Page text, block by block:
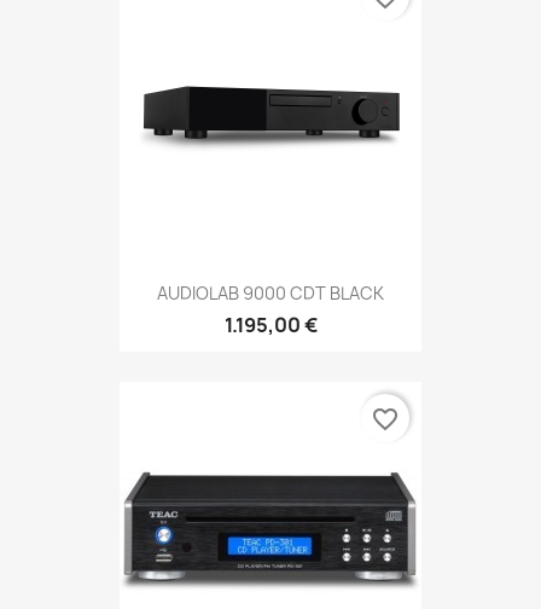
AUDIOLAB 9000 CDT BLACK
1.195,00 €
favorite_border